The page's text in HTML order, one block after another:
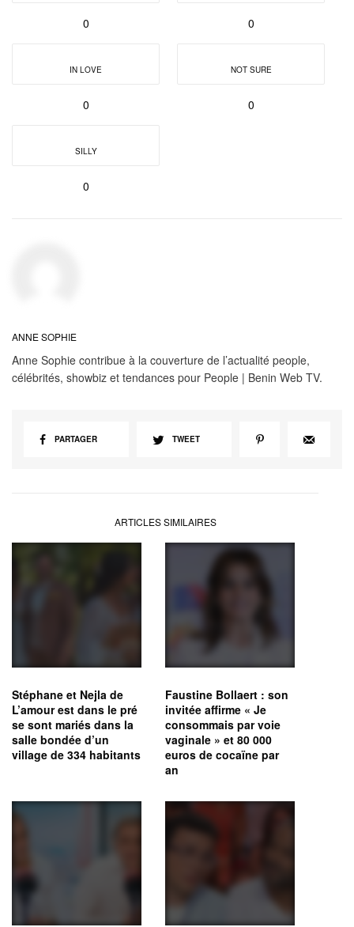
0 0
IN LOVE
0
NOT SURE
0
SILLY
0
ANNE SOPHIE
Anne Sophie contribue à la couverture de l’actualité people,
célébrités, showbiz et tendances pour People | Benin Web TV.
PARTAGER TWEET
ARTICLES SIMILAIRES
Stéphane et Nejla de
L’amour est dans le pré
se sont mariés dans la
salle bondée d’un
village de 334 habitants
Faustine Bollaert : son
invitée affirme « Je
consommais par voie
vaginale » et 80 000
euros de cocaïne par
an